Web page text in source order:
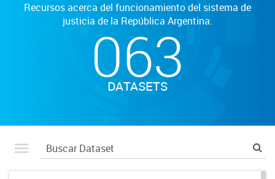
Recursos acerca del funcionamiento del sistema de
justicia de la República Argentina.
063
DATASETS